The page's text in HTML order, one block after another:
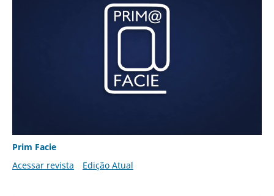
Prim Facie
Acessar revista
Edição Atual